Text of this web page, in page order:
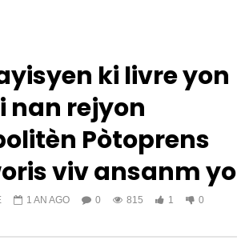
ki livre yon
nan rejyon
Pòtoprens
viv ansanm yo
1 AN AGO 0 815 1 0